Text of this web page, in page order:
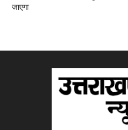
जाएगा